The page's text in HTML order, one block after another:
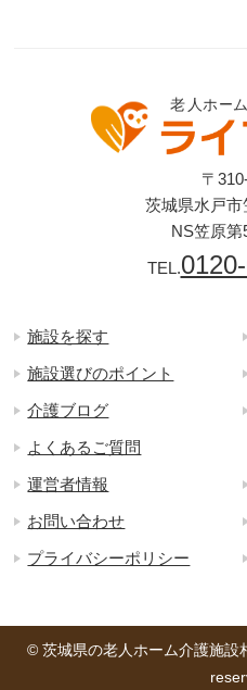
〒
茨城県水戸市
NS笠原第
TEL.
施設を探す
施設選びのポイント
介護ブログ
よくあるご質問
運営者情報
お問い合わせ
プライバシーポリシー
© 茨城県の老人ホーム介護施設